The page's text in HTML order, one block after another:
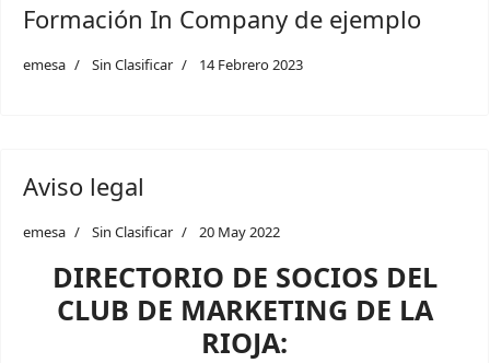
Formación In Company de ejemplo
emesa Sin Clasificar 14 Febrero 2023
Aviso legal
emesa Sin Clasificar 20 May 2022
DIRECTORIO DE SOCIOS DEL
CLUB DE MARKETING DE LA
RIOJA: